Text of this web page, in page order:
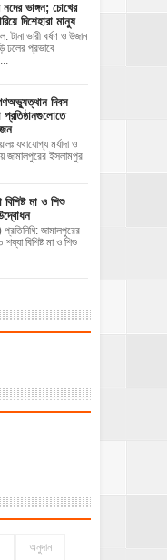
ভাঙ্গন; চোখের
দিশেহারা মানুষ
ভারী বর্ষণ ও উজান
ঢলের প্রভাবে
দিবস
‎​যথাযোগ্য মর্যাদা ও
জামালপুরের ইসলামপুর
মা ও শিশু
জামালপুরের
বিশিষ্ট মা ও শিশু
অনুদান